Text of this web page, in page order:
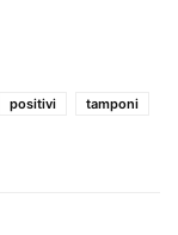
positivi
tamponi